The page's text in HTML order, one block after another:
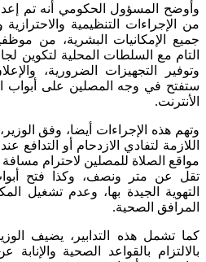
وأوضح المسؤول الحكومي أنه تم
من الإجراءات التنظيمية والاحترازية
جميع الإمكانيات البشرية، من
التام مع السلطات المحلية لتكوين
وتوفير التجهيزات الضرورية،
ستفتح في وجه المصلين على أبواب
الأنترنت.
وتهم هذه الإجراءات أيضا، وفق الوزير،
اللازمة لتفادي الازدحام أو التدافع
مواقع الصلاة للمصلين لاحترام مسافة
تقل عن متر ونصف، وكذا فتح أبواب
التهوية الجيدة بها، وعدم تشغيل
المرافق الصحية.
كما تشمل هذه التدابير، يضيف
بالالتزام بالقواعد الصحية